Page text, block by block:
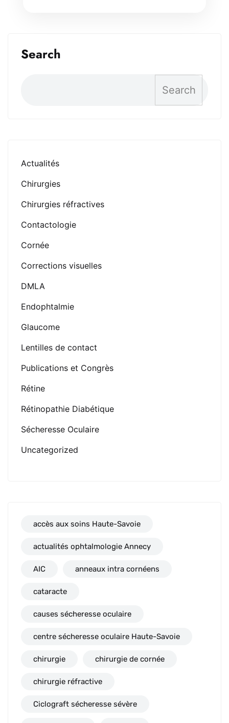
Search
Search
Actualités
Chirurgies
Chirurgies réfractives
Contactologie
Cornée
Corrections visuelles
DMLA
Endophtalmie
Glaucome
Lentilles de contact
Publications et Congrès
Rétine
Rétinopathie Diabétique
Sécheresse Oculaire
Uncategorized
accès aux soins Haute-Savoie
actualités ophtalmologie Annecy
AIC anneaux intra cornéens
cataracte
causes sécheresse oculaire
centre sécheresse oculaire Haute-Savoie
chirurgie chirurgie de cornée
chirurgie réfractive
Ciclograft sécheresse sévère